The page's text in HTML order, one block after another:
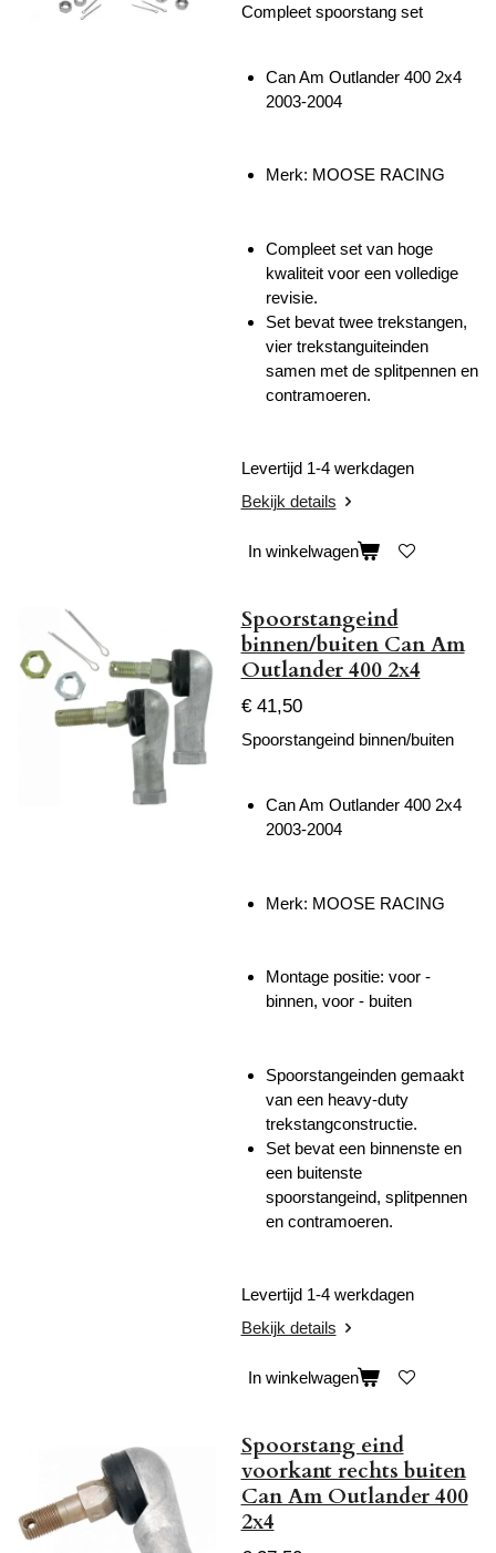
Compleet spoorstang set
Can Am Outlander 400 2x4
2003-2004
Merk: MOOSE RACING
Compleet set van hoge
kwaliteit voor een volledige
revisie.
Set bevat twee trekstangen,
vier trekstanguiteinden
samen met de splitpennen en
contramoeren.
Levertijd 1-4 werkdagen
Bekijk details
In winkelwagen
Spoorstangeind
binnen/buiten Can Am
Outlander 400 2x4
€ 41,50
Spoorstangeind binnen/buiten
Can Am Outlander 400 2x4
2003-2004
Merk: MOOSE RACING
Montage positie: voor -
binnen, voor - buiten
Spoorstangeinden gemaakt
van een heavy-duty
trekstangconstructie.
Set bevat een binnenste en
een buitenste
spoorstangeind, splitpennen
en contramoeren.
Levertijd 1-4 werkdagen
Bekijk details
In winkelwagen
Spoorstang eind
voorkant rechts buiten
Can Am Outlander 400
2x4